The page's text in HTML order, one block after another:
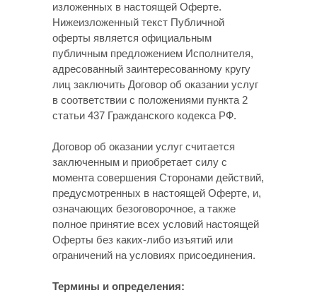
изложенных в настоящей Оферте.
Нижеизложенный текст Публичной
оферты является официальным
публичным предложением Исполнителя,
адресованный заинтересованному кругу
лиц заключить Договор об оказании услуг
в соответствии с положениями пункта 2
статьи 437 Гражданского кодекса РФ.
Договор об оказании услуг считается
заключенным и приобретает силу с
момента совершения Сторонами действий,
предусмотренных в настоящей Оферте, и,
означающих безоговорочное, а также
полное принятие всех условий настоящей
Оферты без каких-либо изъятий или
ограничений на условиях присоединения.
Термины и определения: